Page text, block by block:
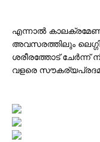
എന്നാല്‍
അവസരത്തിലും
ശരീരത്തോട് ചേര്‍ന്ന്
വളരെ